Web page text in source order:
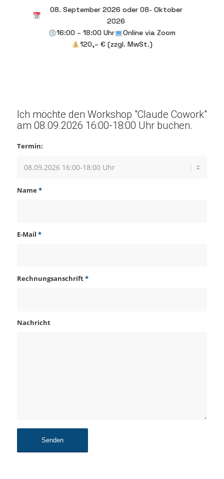
08. September 2026 oder 08- Oktober
2026
16:00 – 18:00 Uhr
Online via Zoom
120,– € (zzgl. MwSt.)
Ich möchte den Workshop "Claude Cowork"
am 08.09.2026 16:00-18:00 Uhr buchen.
Termin:
Name *
E-Mail *
Rechnungsanschrift*
Nachricht